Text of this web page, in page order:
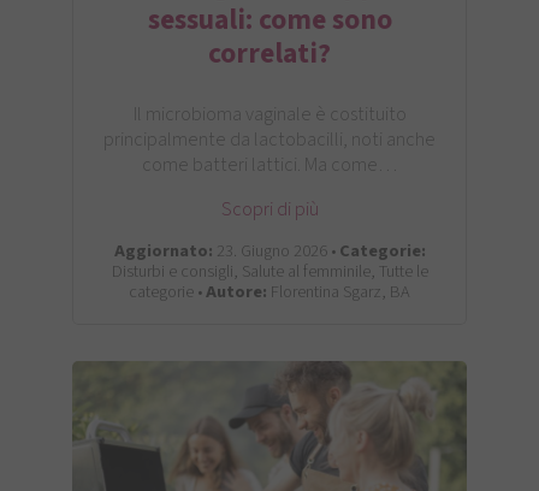
sessuali: come sono
correlati?
Il microbioma vaginale è costituito
principalmente da lactobacilli, noti anche
come batteri lattici. Ma come…
Scopri di più
Aggiornato: 23. Giugno 2026 •Categorie:
Disturbi e consigli, Salute al femminile, Tutte le
categorie •Autore: Florentina Sgarz, BA